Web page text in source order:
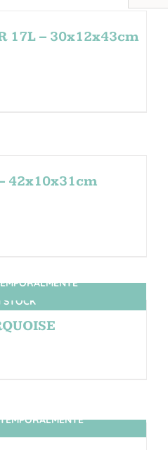
17L – 30x12x43cm
42x10x31cm
STOCK
STOCK